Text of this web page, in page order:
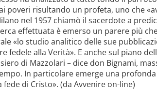
poveri risultando un profeta, uno che
nel 1957 chiamò il sacerdote a
effettuata è emerso un parere più
«lo studio analitico delle sue
fedele alla Verità». E anche sul piano
di Mazzolari – dice don Bignami,
In particolare emerge una
fede di Cristo». (da Avvenire on-line)